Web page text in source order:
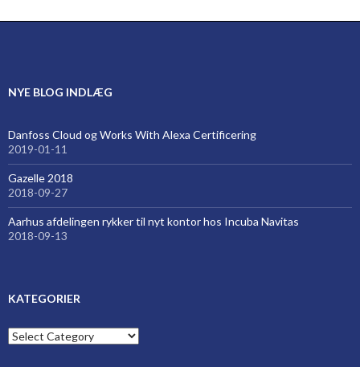
NYE BLOG INDLÆG
Danfoss Cloud og Works With Alexa Certificering
2019-01-11
Gazelle 2018
2018-09-27
Aarhus afdelingen rykker til nyt kontor hos Incuba Navitas
2018-09-13
KATEGORIER
Kategorier